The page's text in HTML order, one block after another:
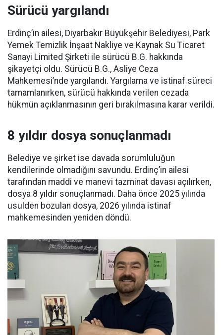
Sürücü yargılandı
Erdinç’in ailesi, Diyarbakır Büyükşehir Belediyesi, Park
Yemek Temizlik İnşaat Nakliye ve Kaynak Su Ticaret
Sanayi Limited Şirketi ile sürücü B.G. hakkında
şikayetçi oldu. Sürücü B.G., Asliye Ceza
Mahkemesi’nde yargılandı. Yargılama ve istinaf süreci
tamamlanırken, sürücü hakkında verilen cezada
hükmün açıklanmasının geri bırakılmasına karar verildi.
8 yıldır dosya sonuçlanmadı
Belediye ve şirket ise davada sorumluluğun
kendilerinde olmadığını savundu. Erdinç’in ailesi
tarafından maddi ve manevi tazminat davası açılırken,
dosya 8 yıldır sonuçlanmadı. Daha önce 2025 yılında
usulden bozulan dosya, 2026 yılında istinaf
mahkemesinden yeniden döndü.